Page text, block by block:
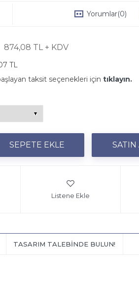
Yorumlar(0)
874,08 TL + KDV
TL
taksit seçenekleri için tıklayın.
Listene Ekle
TASARIM TALEBINDE BULUN!